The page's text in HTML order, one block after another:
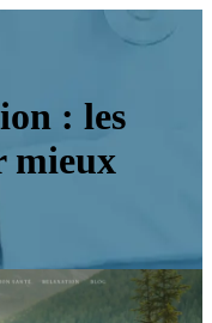
: les
mieux